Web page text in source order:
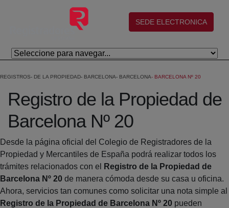
Eduki nagusira joan
(abre en nueva ventana)
SEDE ELECTRONICA
REGISTROS DE LA PROPIEDAD BARCELONA BARCELONA BARCELONA Nº 20
Registro de la Propiedad de
Barcelona Nº 20
Desde la página oficial del Colegio de Registradores de la
Propiedad y Mercantiles de España podrá realizar todos los
trámites relacionados con el
Registro de la Propiedad de
Barcelona Nº 20 de manera cómoda desde su casa u oficina.
Ahora, servicios tan comunes como solicitar una nota simple al
Registro de la Propiedad de Barcelona Nº 20 pueden